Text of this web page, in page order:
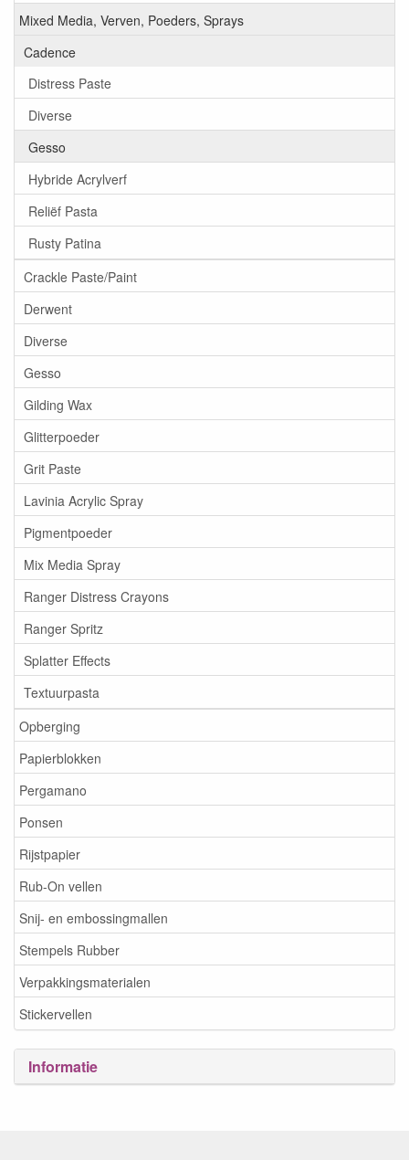
Mixed Media, Verven, Poeders, Sprays
Cadence
Distress Paste
Diverse
Gesso
Hybride Acrylverf
Reliëf Pasta
Rusty Patina
Crackle Paste/Paint
Derwent
Diverse
Gesso
Gilding Wax
Glitterpoeder
Grit Paste
Lavinia Acrylic Spray
Pigmentpoeder
Mix Media Spray
Ranger Distress Crayons
Ranger Spritz
Splatter Effects
Textuurpasta
Opberging
Papierblokken
Pergamano
Ponsen
Rijstpapier
Rub-On vellen
Snij- en embossingmallen
Stempels Rubber
Verpakkingsmaterialen
Stickervellen
Informatie